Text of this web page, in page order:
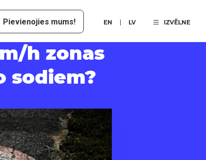
Pievienojies mums! EN LV IZVĒLNE
h zonas
sodiem?